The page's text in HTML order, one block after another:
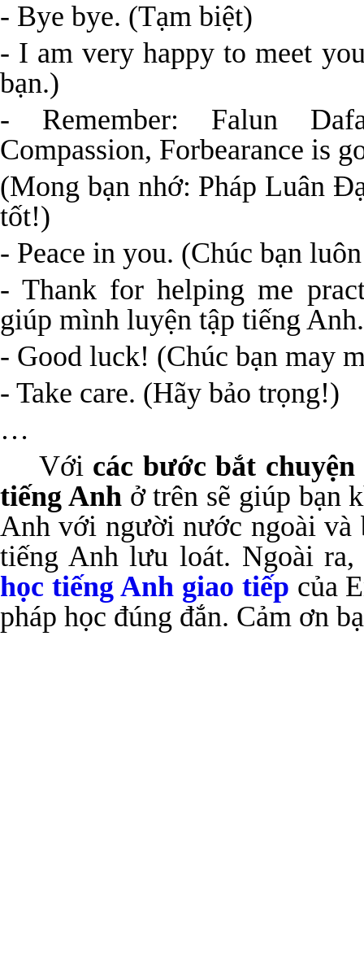
- Bye bye. (Tạm biệt)
- I am very happy to meet
bạn.)
- Remember: Falun
Compassion, Forbearance is
(Mong bạn nhớ: Pháp Luân
tốt!)
- Peace in you. (Chúc bạn
- Thank for helping me
giúp mình luyện tập tiếng
- Good luck! (Chúc bạn may
- Take care. (Hãy bảo trọng!)
…
Với các bước bắt
tiếng Anhở trên sẽ giúp bạn
Anh với người nước ngoài và
tiếng Anh lưu loát. Ngoài
học tiếng Anh giao tiếp của
pháp học đúng đắn. Cảm ơn